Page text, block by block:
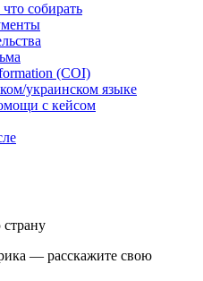
собирать
(COI)
украинском языке
с кейсом
— расскажите свою